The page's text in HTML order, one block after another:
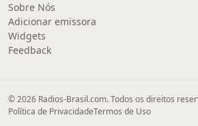
Sobre Nós
Adicionar emissora
Widgets
Feedback
© 2026 Radios-Brasil.com. Todos os direitos
Política de PrivacidadeTermos de Uso